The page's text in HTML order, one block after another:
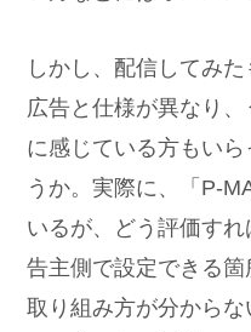
しかし、配信してみ
広告と仕様が異なり
に感じている方もい
うか。実際に、「P-
いるが、どう評価す
告主側で設定できる
取り組み方が分から